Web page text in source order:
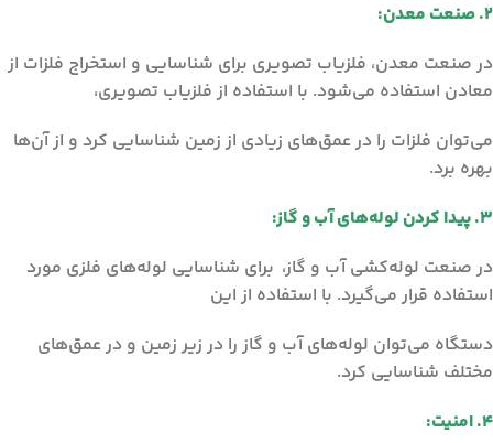
2. صنعت معدن:
در صنعت معدن، فلزیاب تصویری برای شناسایی و استخراج فلزات از
معادن استفاده می‌شود. با استفاده از فلزیاب تصویری،
می‌توان فلزات را در عمق‌های زیادی از زمین شناسایی کرد و از آن‌ها
بهره برد.
3. پیدا کردن لوله‌های آب و گاز:
در صنعت لوله‌کشی آب و گاز، برای شناسایی لوله‌های فلزی مورد
استفاده قرار می‌گیرد. با استفاده از این
دستگاه می‌توان لوله‌های آب و گاز را در زیر زمین و در عمق‌های
مختلف شناسایی کرد.
4. امنیت: